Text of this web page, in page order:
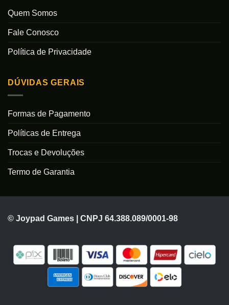
Quem Somos
Fale Conosco
Política de Privacidade
DÚVIDAS GERAIS
Formas de Pagamento
Políticas de Entrega
Trocas e Devoluções
Termo de Garantia
© Joypad Games | CNPJ 64.388.089/0001-98